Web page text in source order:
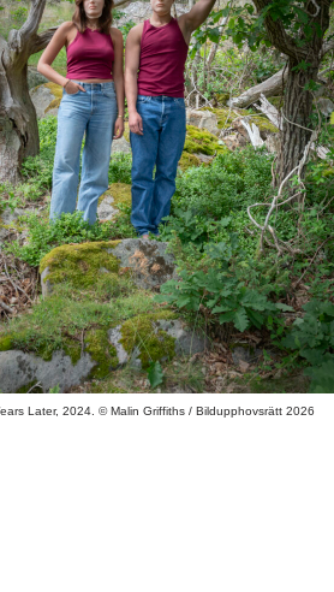
Later, 2024. © Malin Griffiths / Bildupphovsrätt 2026